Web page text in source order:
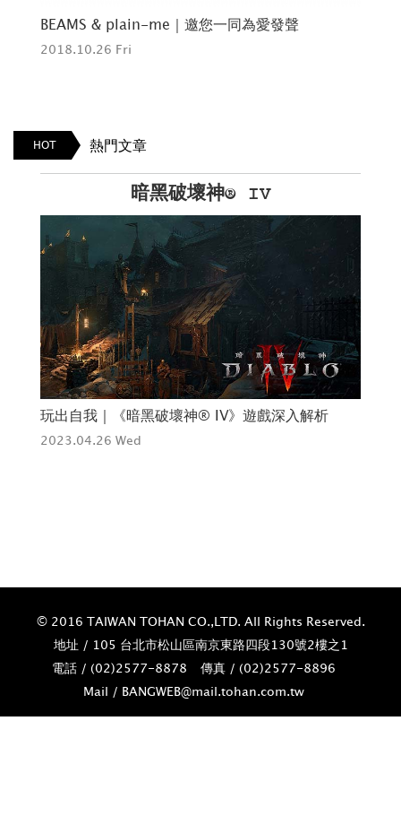
BEAMS & plain-me｜邀您一同為愛發聲
2018.10.26 Fri
HOT 熱門文章
暗黑破壞神® IV
玩出自我｜《暗黑破壞神® IV》遊戲深入解析
2023.04.26 Wed
© 2016 TAIWAN TOHAN CO.,LTD. All Rights Reserved.
地址 / 105 台北市松山區南京東路四段130號2樓之1
電話 / (02)­2577-8878
傳真 / (02)­2577-8896
Mail / BANGWEB@mail.tohan.com.tw